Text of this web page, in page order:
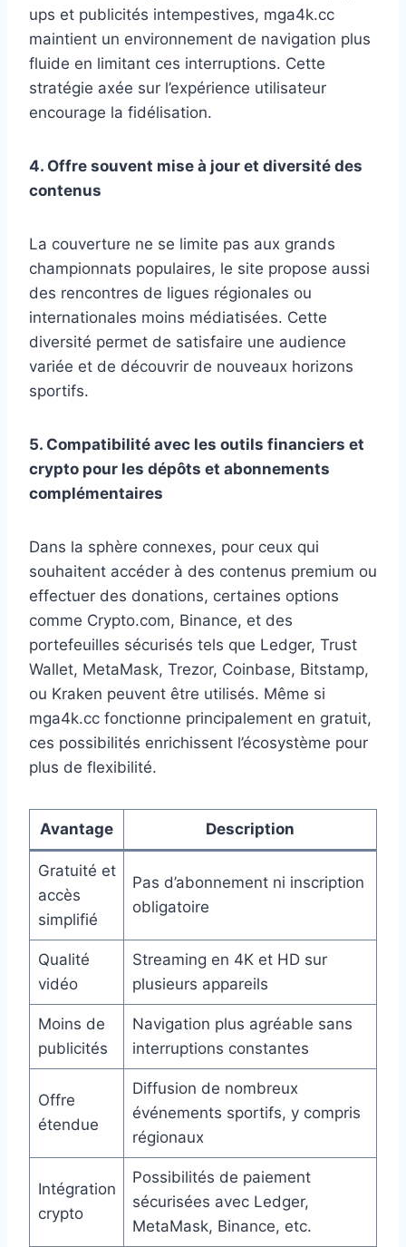
ups et publicités intempestives, mga4k.cc
maintient un environnement de navigation plus
fluide en limitant ces interruptions. Cette
stratégie axée sur l’expérience utilisateur
encourage la fidélisation.
4. Offre souvent mise à jour et diversité des
contenus
La couverture ne se limite pas aux grands
championnats populaires, le site propose aussi
des rencontres de ligues régionales ou
internationales moins médiatisées. Cette
diversité permet de satisfaire une audience
variée et de découvrir de nouveaux horizons
sportifs.
5. Compatibilité avec les outils financiers et
crypto pour les dépôts et abonnements
complémentaires
Dans la sphère connexes, pour ceux qui
souhaitent accéder à des contenus premium ou
effectuer des donations, certaines options
comme Crypto.com, Binance, et des
portefeuilles sécurisés tels que Ledger, Trust
Wallet, MetaMask, Trezor, Coinbase, Bitstamp,
ou Kraken peuvent être utilisés. Même si
mga4k.cc fonctionne principalement en gratuit,
ces possibilités enrichissent l’écosystème pour
plus de flexibilité.
Avantage Description
Gratuité et
accès
simplifié
Pas d’abonnement ni inscription
obligatoire
Qualité
vidéo
Streaming en 4K et HD sur
plusieurs appareils
Moins de
publicités
Navigation plus agréable sans
interruptions constantes
Offre
étendue
Diffusion de nombreux
événements sportifs, y compris
régionaux
Intégration
crypto
Possibilités de paiement
sécurisées avec Ledger,
MetaMask, Binance, etc.